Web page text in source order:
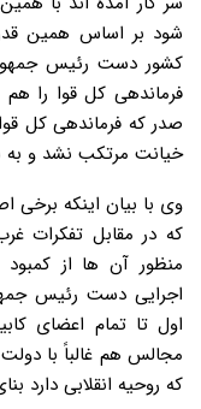
شود بر اساس همین
کشور دست رئیس جمهور
فرماندهی کل قوا را
صدر که فرماندهی کل
خیانت مرتکب نشد و
وی با بیان اینکه برخی
که در مقابل تفکرات
منظور آن ها از
اجرایی دست رئیس
اول تا تمام اعضای
مجالس هم غالباً با
که روحیه انقلابی دارد